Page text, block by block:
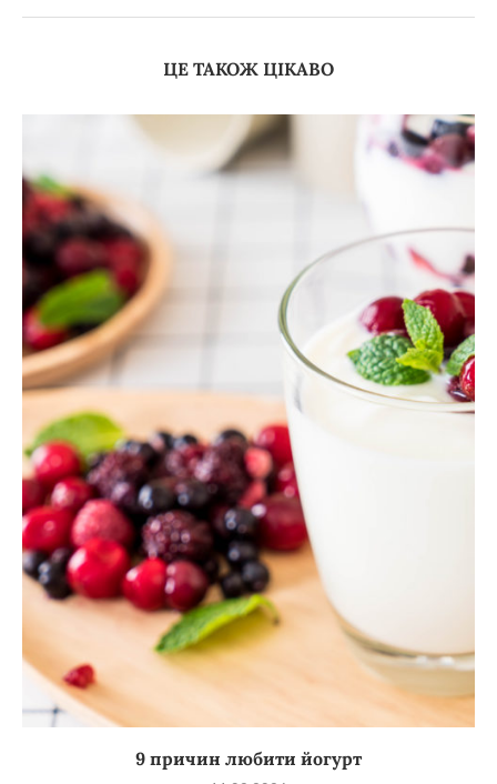
ЦЕ ТАКОЖ ЦІКАВО
9 причин любити йогурт